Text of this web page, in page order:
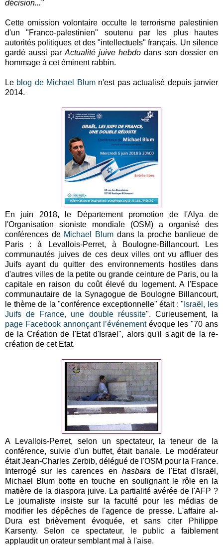
décision..."
Cette omission volontaire occulte le terrorisme palestinien
d'un "Franco-palestinien" soutenu par les plus hautes
autorités politiques et des "intellectuels" français. Un silence
gardé aussi par Actualité juive hebdo dans son dossier en
hommage à cet éminent rabbin.
Le blog de Michael Blumn'est pas actualisé depuis janvier
2014.
En juin 2018, le Département promotion de l'Alya de
l'Organisation sioniste mondiale (OSM) a organisé des
conférences de Michael Blumdans la proche banlieue de
Paris : à Levallois-Perret, à Boulogne-Billancourt. Les
communautés juives de ces deux villes ont vu affluer des
Juifs ayant du quitter des environnements hostiles dans
d'autres villes de la petite ou grande ceinture de Paris, ou la
capitale en raison du coût élevé du logement. A l'Espace
communautaire de la Synagogue de Boulogne Billancourt,
le thème de la "conférence exceptionnelle" était : " Israël, les
Juifs de France, une double réussite". Curieusement, la
page Facebook annonçant l’événementévoque les "70 ans
de la Création de l'Etat d'Israel", alors qu'il s'agit de la re-
création de cet Etat.
A Levallois-Perret, selon un spectateur, la teneur de la
conférence, suivie d'un buffet, était banale. Le modérateur
était Jean-Charles Zerbib, délégué de l'OSM pour la France.
Interrogé sur les carences en hasbara de l'Etat d'Israël,
Michael Blum botte en touche en soulignant le rôle en la
matière de la diaspora juive. La partialité avérée de l'AFP ?
Le journaliste insiste sur la faculté pour les médias de
modifier les dépêches de l'agence de presse. L'affaire al-
Dura est brièvement évoquée, et sans citer Philippe
Karsenty. Selon ce spectateur, le public a faiblement
applaudit un orateur semblant mal à l'aise.